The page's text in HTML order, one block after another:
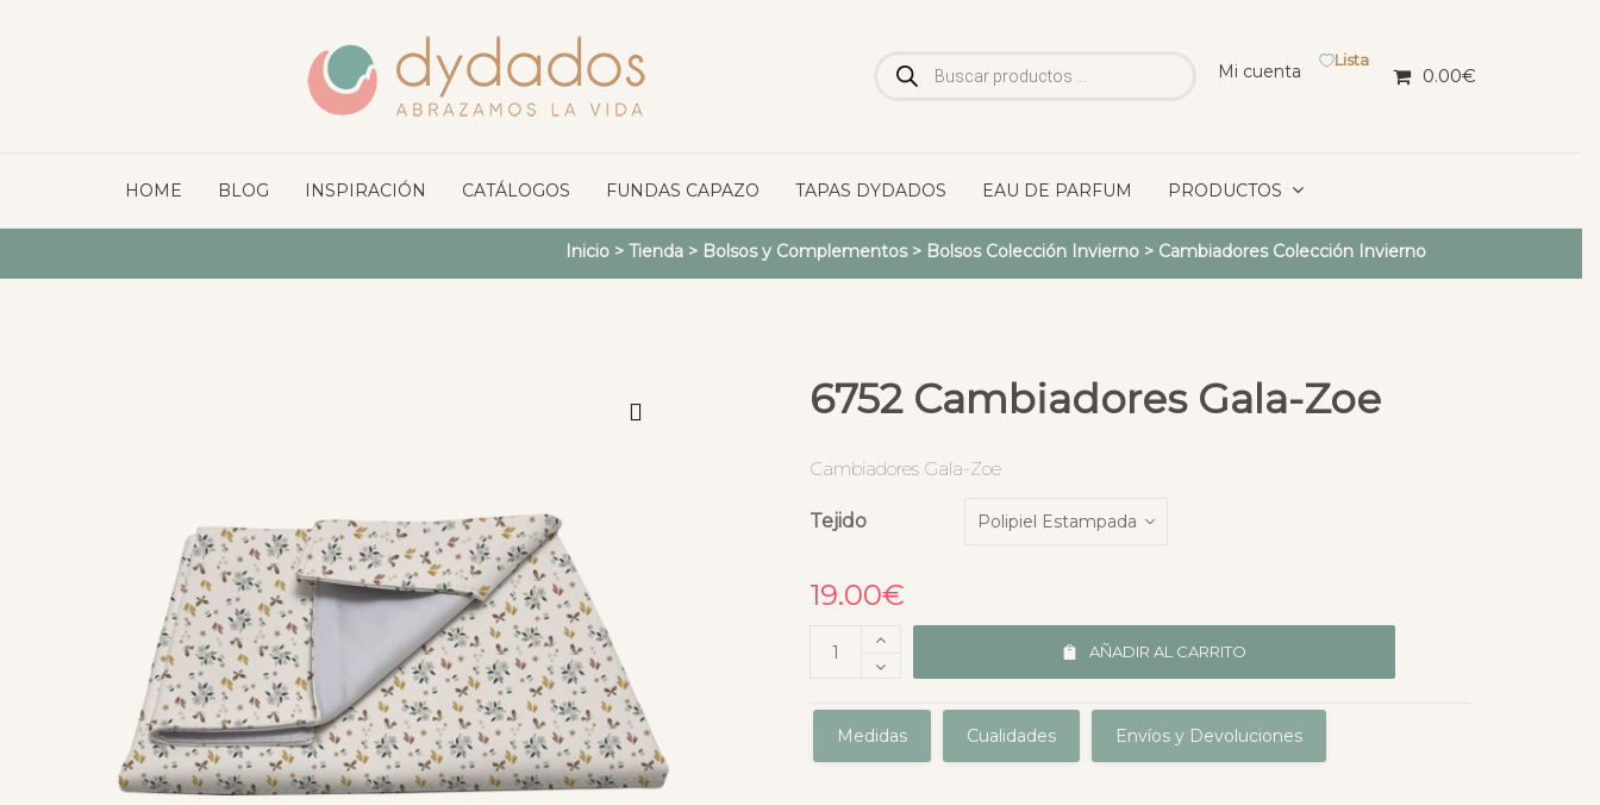
de
productos
Mi cuenta
Lista
0.00€
HOME BLOG INSPIRACIÓN CATÁLOGOS FUNDAS CAPAZO TAPAS DYDADOS EAU DE PARFUM PRODUCTOS
Inicio> Tienda> Bolsos y Complementos> Bolsos Colección Invierno> Cambiadores Colección Invierno
6752 Cambiadores Gala-Zoe
Cambiadores Gala-Zoe
Tejido
19.00€
AÑADIR AL CARRITO
Medidas Cualidades Envíos y Devoluciones